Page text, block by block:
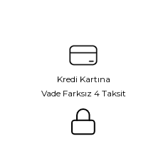
Kredi Kartına
Vade Farksız 4 Taksit